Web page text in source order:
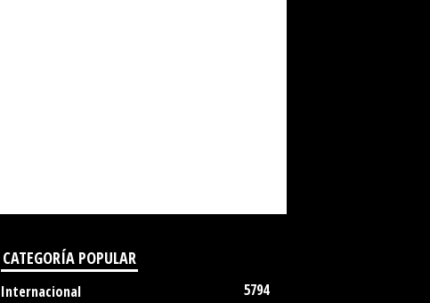
CATEGORÍA POPULAR
Internacional
5794